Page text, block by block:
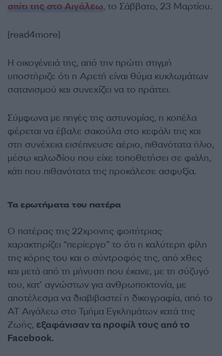
σπίτι της στο Αιγάλεω, το Σάββατο, 23 Μαρτίου.
[read4more]
Η οικογένειά της, από την πρώτη στιγμή
υποστήριζε ότι η Αρετή είναι θύμα κυκλωμάτων
σατανισμού και συνεχίζει να το πράττει.
Σύμφωνα με πηγές της αστυνομίας, η κοπέλα
φέρεται να έβαλε σακούλα στο κεφάλι της και
στη συνέχεια εισέπνευσε αέριο, πιθανότατα ήλιο,
μέσω καλωδίου που είχε τοποθετήσει σε φιάλη,
κάτι που πιθανότατα της προκάλεσε ασφυξία.
Τα ερωτήματα του πατέρα
Ο πατέρας της 22χρονης φοιτήτριας
χαρακτηρίζει “περίεργο” το ότι η καλύτερη φίλη
της κόρης του και ο σύντροφός της, από χθες
και μετά από τη μήνυση που έκανε, με τη σύζυγό
του, κατ’ αγνώστων για ανθρωποκτονία, με
αποτέλεσμα να διαβιβαστεί η δικογραφία, από το
ΑΤ Αιγάλεω στο Τμήμα Εγκλημάτων κατά της
Ζωής, εξαφάνισαν τα προφίλ τους από το
Facebook.